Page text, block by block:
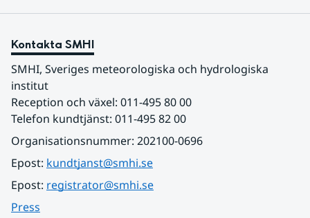
Kontakta SMHI
SMHI, Sveriges meteorologiska och hydrologiska
institut
Reception och växel: 011-495 80 00
Telefon kundtjänst: 011-495 82 00
Organisationsnummer: 202100-0696
Epost: kundtjanst@smhi.se
Epost: registrator@smhi.se
Press